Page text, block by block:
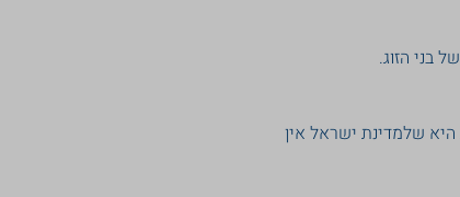
בני הזוג.
שלמדינת ישראל אין